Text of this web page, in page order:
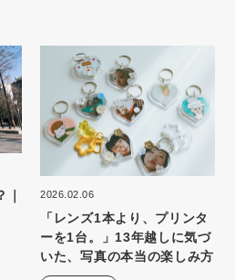
2026.02.06
「レンズ1本より、プリンタ
ーを1台。」13年越しに気づ
いた、写真の本当の楽しみ方